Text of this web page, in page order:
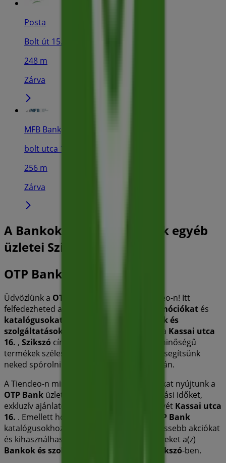
Posta
Bolt út 15., Szikszó
248 m
Zárva
MFB Bank
bolt utca 11, Szikszó
256 m
Zárva
A Bankok és szolgáltatások egyéb
üzletei Szikszó városában
OTP Bank
Üdvözlünk a OTP Bank
üzletében a Tiendeo-n! Itt
felfedezheted a legjobb
promóciókat és
katalógusokat
Bankok és
szolgáltatások márkától. Fizikai üzletünk a Kassai utca
16. , Szikszó címen található, ahol kiváló minőségű
termékek széles választékát kínáljuk, hogy segítsünk
neked spórolni egész
során.
A Tiendeo-n mindig naprakész információkat nyújtunk a
OTP Bank üzletéről, beleértve a nyitvatartási időket,
exkluzív ajánlatokat és az üzlet pontos helyét Kassai utca
16. . Emellett hozzáférhetsz a legújabb
OTP Bank
katalógusokhoz, hogy felfedezhesd a legfrissebb akciókat
és kihasználhasd a nagyszerű kedvezményeket a(z)
Bankok és szolgáltatások
Szikszó-ben.